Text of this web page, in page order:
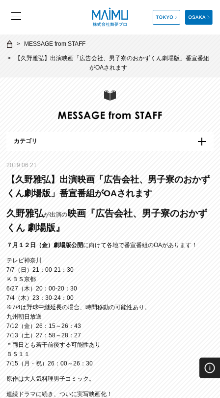
MESSAGE from STAFF
【久野雅弘】出演映画「広告会社、男子寮のおかずくん劇場版」番宣番組
がOAされます
カテゴリ
2019.06.21
【久野雅弘】出演映画「広告会社、男子寮のおかず
くん劇場版」番宣番組がOAされます
久野雅弘が出演の 映画『広告会社、男子寮のおかず
くん 劇場版』
７月１２日（金）劇場版公開に向けて各地で番宣番組のOAがあります！
テレビ神奈川
7/7（日）21：00-21：30
ＫＢＳ京都
6/27（木）20：00-20：30
7/4（木）23：30-24：00
※7/4は野球中継延長の場合、時間移動の可能性あり。
九州朝日放送
7/12（金）26：15～26：43
7/13（土）27：58～28：27
＊両日とも若干前後する可能性あり
ＢＳ１１
7/15（月・祝）26：00～26：30
原作は大人気料理男子コミック。
連続ドラマに続き、ついに実写映画化！